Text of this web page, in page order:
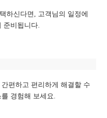
하신다면, 고객님의 일정에
준비됩니다.
편하고 편리하게 해결할 수
경험해 보세요.